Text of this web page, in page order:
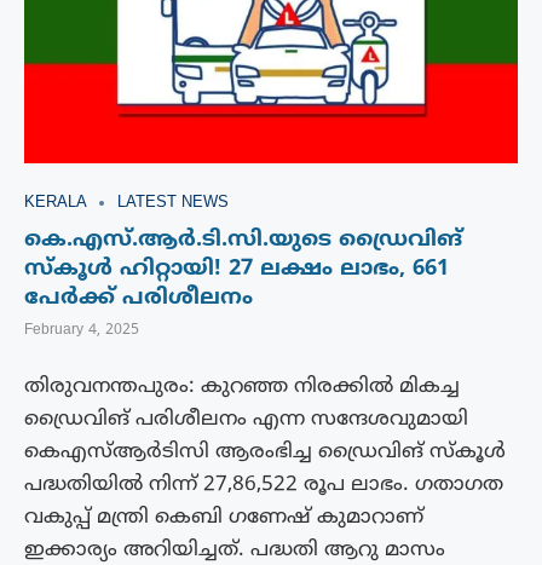
KERALA LATEST NEWS
കെ.എസ്.ആർ.ടി.സി.യുടെ ഡ്രൈവിങ്
സ്കൂൾ ഹിറ്റായി! 27 ലക്ഷം ലാഭം, 661
പേർക്ക് പരിശീലനം
February 4, 2025
തിരുവനന്തപുരം: കുറഞ്ഞ നിരക്കിൽ മികച്ച
ഡ്രൈവിങ് പരിശീലനം എന്ന സന്ദേശവുമായി
കെഎസ്ആർടിസി ആരംഭിച്ച ഡ്രൈവിങ് സ്കൂൾ
പദ്ധതിയിൽ നിന്ന് 27,86,522 രൂപ ലാഭം. ഗതാഗത
വകുപ്പ് മന്ത്രി കെബി ഗണേഷ് കുമാറാണ്
ഇക്കാര്യം അറിയിച്ചത്. പദ്ധതി ആറു മാസം